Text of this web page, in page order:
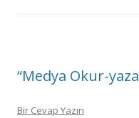
“Medya Okur-
Bir Cevap Yazın